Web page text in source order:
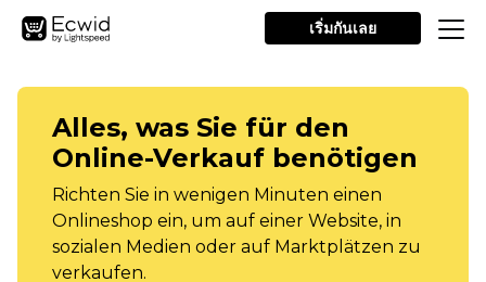
เริ่มกันเลย
Alles, was Sie für den
Online-Verkauf benötigen
Richten Sie in wenigen Minuten einen
Onlineshop ein, um auf einer Website, in
sozialen Medien oder auf Marktplätzen zu
verkaufen.